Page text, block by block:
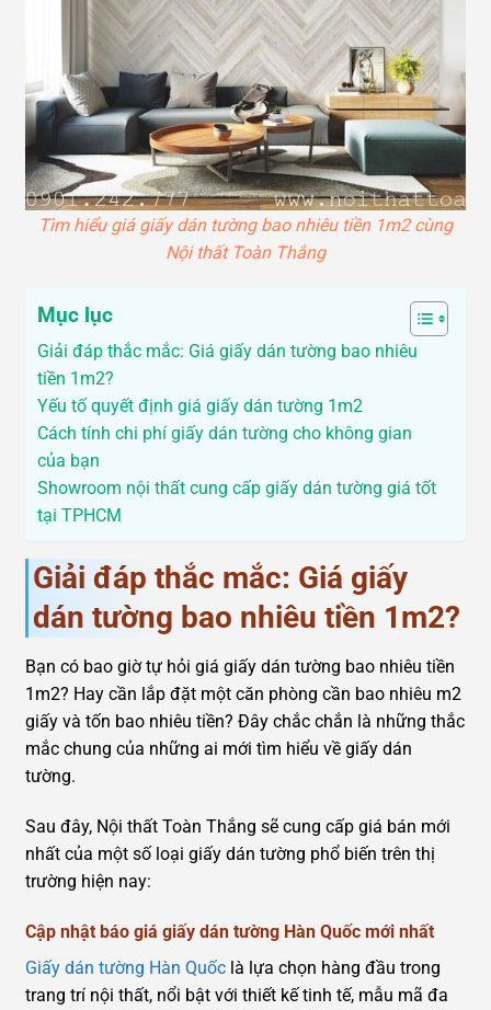
Tìm hiểu giá giấy dán tường bao nhiêu tiền 1m2 cùng
Nội thất Toàn Thắng
Mục lục
Giải đáp thắc mắc: Giá giấy dán tường bao nhiêu
tiền 1m2?
Yếu tố quyết định giá giấy dán tường 1m2
Cách tính chi phí giấy dán tường cho không gian
của bạn
Showroom nội thất cung cấp giấy dán tường giá tốt
tại TPHCM
Giải đáp thắc mắc: Giá giấy
dán tường bao nhiêu tiền 1m2?
Bạn có bao giờ tự hỏi giá giấy dán tường bao nhiêu tiền
1m2? Hay cần lắp đặt một căn phòng cần bao nhiêu m2
giấy và tốn bao nhiêu tiền? Đây chắc chắn là những thắc
mắc chung của những ai mới tìm hiểu về giấy dán
tường.
Sau đây, Nội thất Toàn Thắng sẽ cung cấp giá bán mới
nhất của một số loại giấy dán tường phổ biến trên thị
trường hiện nay:
Cập nhật báo giá giấy dán tường Hàn Quốc mới nhất
Giấy dán tường Hàn Quốc là lựa chọn hàng đầu trong
trang trí nội thất, nổi bật với thiết kế tinh tế, mẫu mã đa